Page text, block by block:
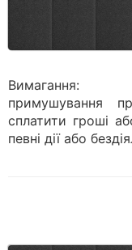
Вимагання:
примушування
сплатити гроші
певні дії або